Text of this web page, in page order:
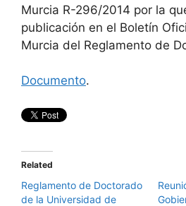
Murcia R-296/2014 por la
publicación en el Boletín
Murcia del Reglamento de
Documento.
Related
Reglamento de Doctorado
de la Universidad de